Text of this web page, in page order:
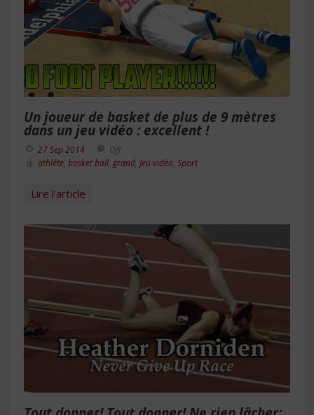
Un joueur de basket de plus de 9 mètres
dans un jeu vidéo : excellent !
27 Sep 2014
Off
athléte basket ball grand Jeu vidéo Sport
Lire l'article